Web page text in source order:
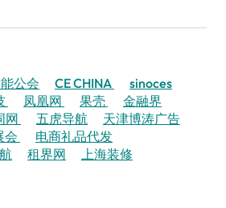
公会 CE CHINA
sinoces
凤凰网 果壳
金融界
网 五虎导航
天津博涛广告
会
电商礼品代发
租界网 上海装修